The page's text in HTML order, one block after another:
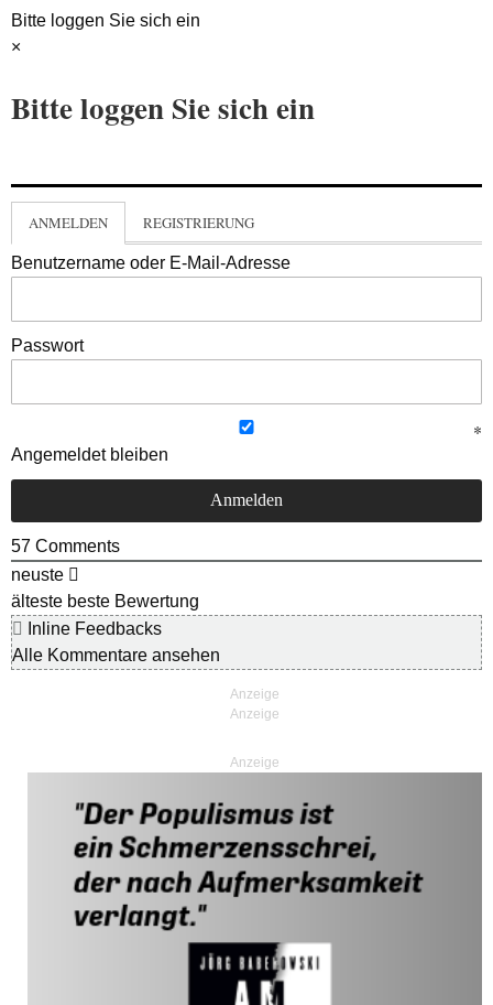
Bitte loggen Sie sich ein
×
Bitte loggen Sie sich ein
ANMELDEN REGISTRIERUNG
Benutzername oder E-Mail-Adresse
Passwort
Angemeldet bleiben
57 Comments
neuste
älteste beste Bewertung
Inline Feedbacks
Alle Kommentare ansehen
Anzeige